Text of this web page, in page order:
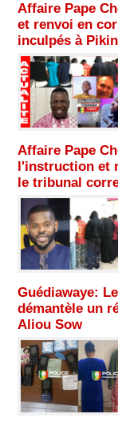
Affaire Pape
et renvoi en
inculpés à
Affaire Pape
l'instruction et
le tribunal
Guédiawaye:
démantèle un
Aliou Sow